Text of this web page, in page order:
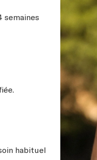
semaines
habituel